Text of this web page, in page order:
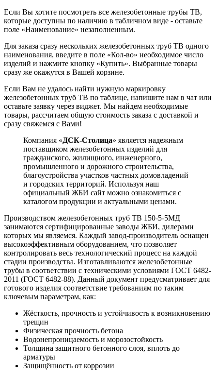
Если Вы хотите посмотреть все железобетонные трубы ТВ,
которые доступны по наличию в табличном виде - оставьте
поле «Наименование» незаполненным.
Для заказа сразу нескольких железобетонных труб ТВ одного
наименования, введите в поле «Кол-во» необходимое число
изделий и нажмите кнопку «Купить». Выбранные товары
сразу же окажутся в Вашей корзине.
Если Вам не удалось найти нужную маркировку
железобетонных труб ТВ по таблице, напишите нам в чат или
оставьте заявку через виджет. Мы найдем необходимые
товары, рассчитаем общую стоимость заказа с доставкой и
сразу свяжемся с Вами!
Компания «ДСК-Столица» является надежным
поставщиком железобетонных изделий для
гражданского, жилищного, инженерного,
промышленного и дорожного строительства,
благоустройства участков частных домовладений
и городских территорий. Используя наш
официальный ЖБИ сайт можно ознакомиться с
каталогом продукции и актуальными ценами.
Производством железобетонных труб ТВ 150-5-5МД
занимаются сертифицированные заводы ЖБИ, дилерами
которых мы являемся. Каждый завод-производитель оснащен
высокоэффективным оборудованием, что позволяет
контролировать весь технологический процесс на каждой
стадии производства. Изготавливаются железобетонные
трубы в соответствии с техническими условиями ГОСТ 6482-
2011 (ГОСТ 6482-88). Данный документ предусматривает для
готового изделия соответствие требованиям по таким
ключевым параметрам, как:
Жёсткость, прочность и устойчивость к возникновению
трещин
Физическая прочность бетона
Водонепроницаемость и морозостойкость
Толщина защитного бетонного слоя, вплоть до
арматуры
Защищённость от коррозии